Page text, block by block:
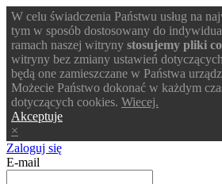
W celu świadczenia Państwu usług na
tym w sposób dostosowany do
ramach naszej witryny stosujemy pliki
witryny bez zmiany ustawień
będą one zamieszczane w Państwa
Możecie Państwo dokonać w każdym
dotyczących cookies. Wiecej.
Akceptuje
×
Zaloguj się
E-mail